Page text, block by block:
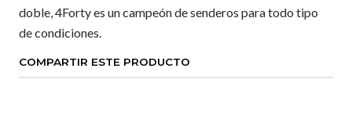
doble, 4Forty es un campeón de senderos para todo tipo
de condiciones.
COMPARTIR ESTE PRODUCTO